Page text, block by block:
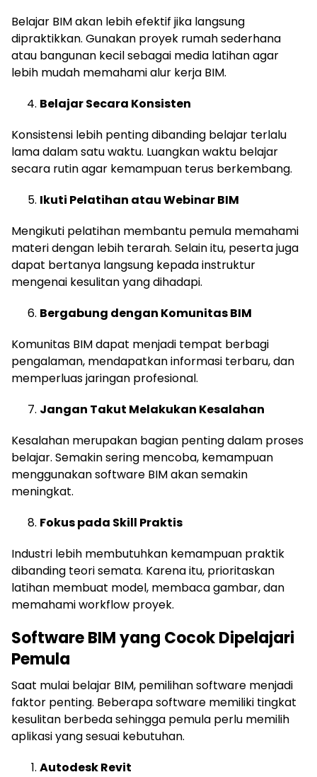
Belajar BIM akan lebih efektif jika langsung
dipraktikkan. Gunakan proyek rumah sederhana
atau bangunan kecil sebagai media latihan agar
lebih mudah memahami alur kerja BIM.
Belajar Secara Konsisten
Konsistensi lebih penting dibanding belajar terlalu
lama dalam satu waktu. Luangkan waktu belajar
secara rutin agar kemampuan terus berkembang.
Ikuti Pelatihan atau Webinar BIM
Mengikuti pelatihan membantu pemula memahami
materi dengan lebih terarah. Selain itu, peserta juga
dapat bertanya langsung kepada instruktur
mengenai kesulitan yang dihadapi.
Bergabung dengan Komunitas BIM
Komunitas BIM dapat menjadi tempat berbagi
pengalaman, mendapatkan informasi terbaru, dan
memperluas jaringan profesional.
Jangan Takut Melakukan Kesalahan
Kesalahan merupakan bagian penting dalam proses
belajar. Semakin sering mencoba, kemampuan
menggunakan software BIM akan semakin
meningkat.
Fokus pada Skill Praktis
Industri lebih membutuhkan kemampuan praktik
dibanding teori semata. Karena itu, prioritaskan
latihan membuat model, membaca gambar, dan
memahami workflow proyek.
Software BIM yang Cocok Dipelajari
Pemula
Saat mulai belajar BIM, pemilihan software menjadi
faktor penting. Beberapa software memiliki tingkat
kesulitan berbeda sehingga pemula perlu memilih
aplikasi yang sesuai kebutuhan.
Autodesk Revit